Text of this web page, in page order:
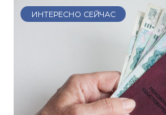
ИНТЕРЕСНО СЕЙЧАС